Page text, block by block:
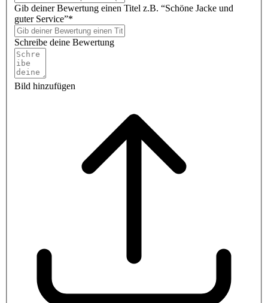
Gib deiner Bewertung einen Titel z.B. “Schöne Jacke und
guter Service”*
Schreibe deine Bewertung
Bild hinzufügen